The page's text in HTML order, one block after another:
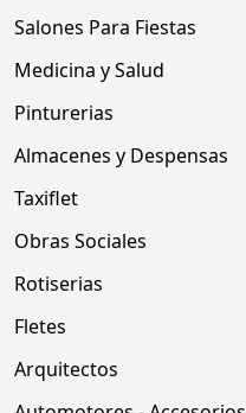
Salones Para Fiestas
Medicina y Salud
Pinturerias
Almacenes y Despensas
Taxiflet
Obras Sociales
Rotiserias
Fletes
Arquitectos